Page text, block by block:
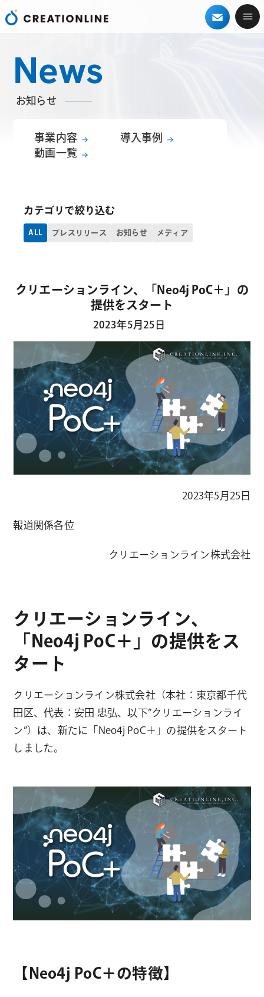
News
お知らせ
事業内容
導入事例
動画一覧
カテゴリで絞り込む
ALL プレスリリース お知らせ メディア
クリエーションライン、「Neo4j PoC＋」の
提供をスタート
2023年5月25日
2023年5月25日
報道関係各位
クリエーションライン株式会社
クリエーションライン、
「Neo4j PoC＋」の提供をス
タート
クリエーションライン株式会社（本社：東京都千代
田区、代表：安田 忠弘、以下”クリエーションライ
ン”）は、新たに「Neo4j PoC＋」の提供をスタート
しました。
【Neo4j PoC＋の特徴】